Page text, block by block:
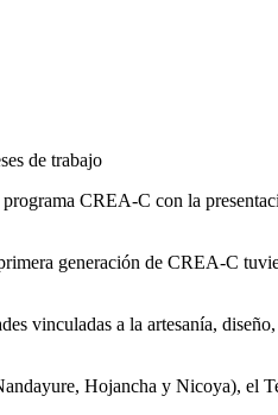
de trabajo
CREA-C con la
generación de CREA-C
vinculadas a la artesanía,
Hojancha y Nicoya), el